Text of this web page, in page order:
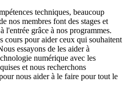
techniques, beaucoup
nos membres font des stages et
l'entrée grâce à nos programmes.
cours pour aider ceux qui souhaitent
essayons de les aider à
numérique avec les
et nous recherchons
nous aider à le faire pour tout le